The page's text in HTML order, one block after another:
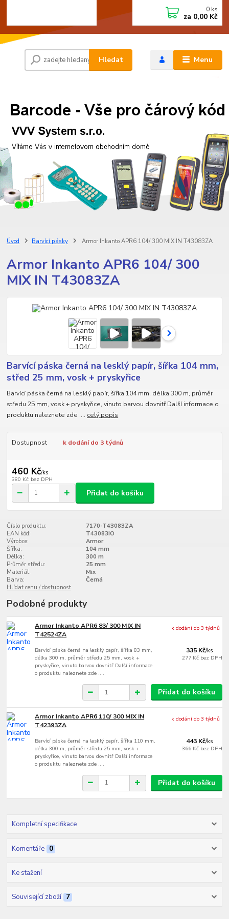
Menu
Hledat
0 ks
za 0,00 Kč
Úvod Barvící pásky Armor Inkanto APR6 104/ 300 MIX IN T43083ZA
Armor Inkanto APR6 104/ 300
MIX IN T43083ZA
Barvící páska černá na lesklý papír, šířka 104 mm,
střed 25 mm, vosk + pryskyřice
Barvící páska černá na lesklý papír, šířka 104 mm, délka 300 m, průměr
středu 25 mm, vosk + pryskyřice, vinuto barvou dovnitř Další informace o
produktu naleznete zde .... celý popis
Dostupnost k dodání do 3 týdnů
460 Kč/ks
380 Kč bez DPH
Přidat do košíku
Číslo produktu:
7170-T43083ZA
EAN kód:
T43083IO
Výrobce:
Armor
Šířka:
104 mm
Délka:
300 m
Průměr středu:
25 mm
Materiál:
Mix
Barva:
Černá
Hlídat cenu / dostupnost
Podobné produkty
Armor Inkanto APR6 83/ 300 MIX IN
T42524ZA
Barvící páska černá na lesklý papír, šířka 83 mm,
délka 300 m, průměr středu 25 mm, vosk +
pryskyřice, vinuto barvou dovnitř Další informace
o produktu naleznete zde ....
335 Kč/ks
277 Kč bez DPH
k dodání do 3 týdnů
Přidat do košíku
Armor Inkanto APR6 110/ 300 MIX IN
T42393ZA
Barvící páska černá na lesklý papír, šířka 110 mm,
délka 300 m, průměr středu 25 mm, vosk +
pryskyřice, vinuto barvou dovnitř Další informace
o produktu naleznete zde ....
443 Kč/ks
366 Kč bez DPH
k dodání do 3 týdnů
Přidat do košíku
Kompletní specifikace
Komentáře 0
Ke stažení
Související zboží 7